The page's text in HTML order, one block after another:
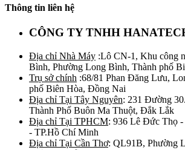
Thông tin liên hệ
CÔNG TY TNHH
Địa chỉ Nhà Máy :Lô CN-1, Khu công
Bình, Phường Long Bình, Thành phố
Trụ sở chính :68/81 Phan Đăng Lưu,
phố Biên Hòa, Đồng Nai
Địa chỉ Tại Tây Nguyên: 231 Đường
Thành Phố Buôn Ma Thuột, Đắk Lắk
Địa chỉ Tại TPHCM: 936 Lê Đức Thọ -
- TP.Hồ Chí Minh
Địa chỉ Tại Cần Thơ: QL91B, Phường